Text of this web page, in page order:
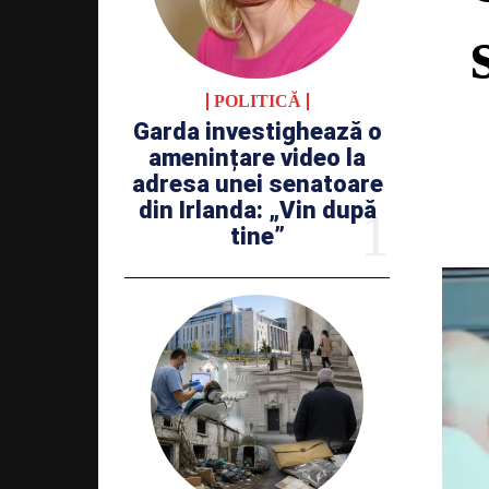
POLITICĂ
Garda investighează o
amenințare video la
adresa unei senatoare
din Irlanda: „Vin după
tine”